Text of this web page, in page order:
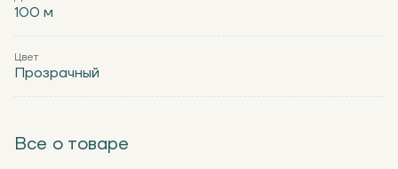
100 м
Цвет
Прозрачный
Все о товаре